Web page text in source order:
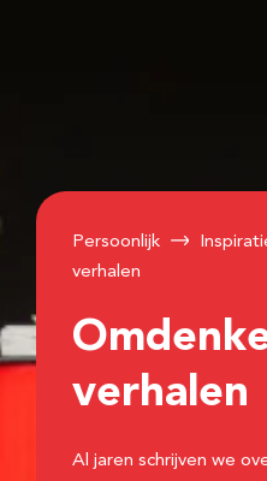
Persoonlijk
verhalen
verhalen
Al jaren schrijven we